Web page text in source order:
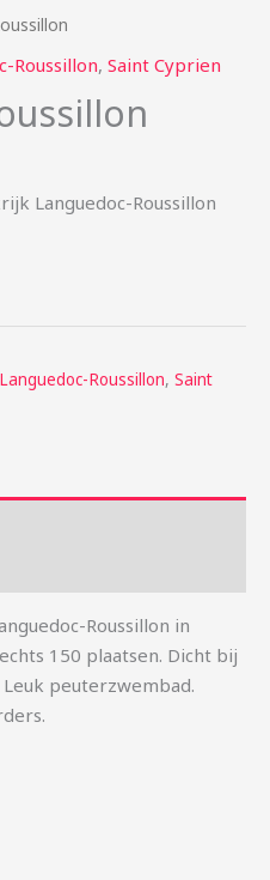
Roussillon, Saint Cyprien
Languedoc-Roussillon
Languedoc-Roussillon, Saint
Roussillon in
150 plaatsen. Dicht bij
peuterzwembad.